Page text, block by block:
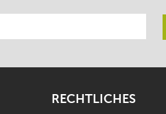
RECHTLICHES